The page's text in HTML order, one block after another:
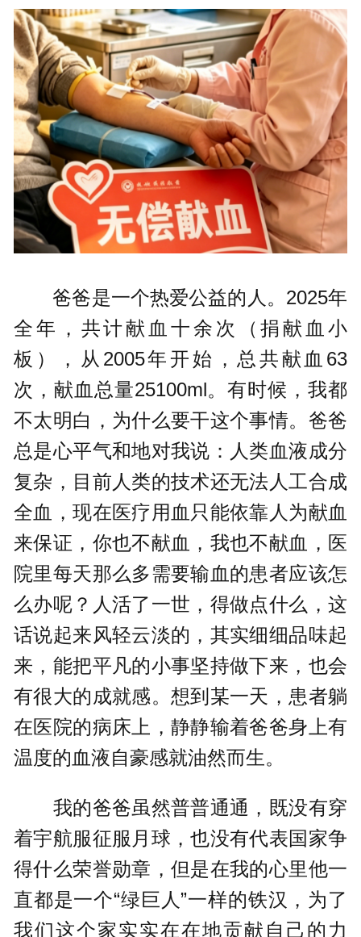
爸爸是一个热爱公益的人。2025年
全年，共计献血十余次（捐献血小
板），从2005年开始，总共献血63
次，献血总量25100ml。有时候，我都
不太明白，为什么要干这个事情。爸爸
总是心平气和地对我说：人类血液成分
复杂，目前人类的技术还无法人工合成
全血，现在医疗用血只能依靠人为献血
来保证，你也不献血，我也不献血，医
院里每天那么多需要输血的患者应该怎
么办呢？人活了一世，得做点什么，这
话说起来风轻云淡的，其实细细品味起
来，能把平凡的小事坚持做下来，也会
有很大的成就感。想到某一天，患者躺
在医院的病床上，静静输着爸爸身上有
温度的血液自豪感就油然而生。
我的爸爸虽然普普通通，既没有穿
着宇航服征服月球，也没有代表国家争
得什么荣誉勋章，但是在我的心里他一
直都是一个“绿巨人”一样的铁汉，为了
我们这个家实实在在地贡献自己的力